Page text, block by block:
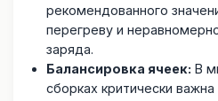
рекомендованного
перегреву и
заряда.
Балансировка ячеек: В
сборках критически